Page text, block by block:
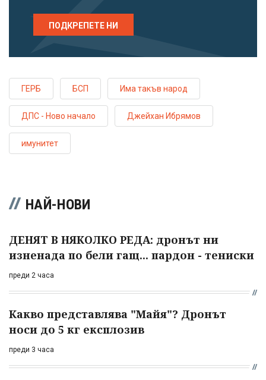
ПОДКРЕПЕТЕ НИ
ГЕРБ БСП Има такъв народ
ДПС - Ново начало Джейхан Ибрямов
имунитет
НАЙ-НОВИ
ДЕНЯТ В НЯКОЛКО РЕДА: дронът ни
изненада по бели гащ... пардон - тениски
преди 2 часа
Какво представлява "Майя"? Дронът
носи до 5 кг експлозив
преди 3 часа